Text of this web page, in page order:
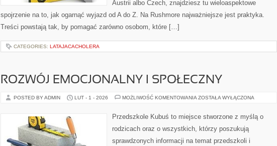
Austrii albo Czech, znajdziesz tu wieloaspektowe
spojrzenie na to, jak ogarnąć wyjazd od A do Z. Na Rushmore najważniejsze jest praktyka.
Treści powstają tak, by pomagać zarówno osobom, które […]
CATEGORIES: LATAJACACHOLERA
ROZWÓJ EMOCJONALNY I SPOŁECZNY
POSTED BY ADMIN LUT - 1 - 2026 MOŻLIWOŚĆ KOMENTOWANIA ROZWÓJ
SPOŁECZNY
ZOSTAŁA WYŁĄCZONA
Przedszkole Kubuś to miejsce stworzone z myślą o
rodzicach oraz o wszystkich, którzy poszukują
sprawdzonych informacji na temat przedszkoli i